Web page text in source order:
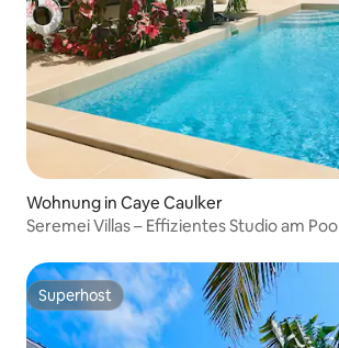
Wohnung in Caye Caulker
Seremei Villas – Effizientes Studio am Pool
Superhost
Superhost